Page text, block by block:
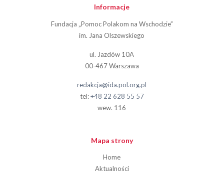
Informacje
Fundacja „Pomoc Polakom na Wschodzie”
im. Jana Olszewskiego
ul. Jazdów 10A
00-467 Warszawa
redakcja@ida.pol.org.pl
tel:+48 22 628 55 57
wew. 116
Mapa strony
Home
Aktualności